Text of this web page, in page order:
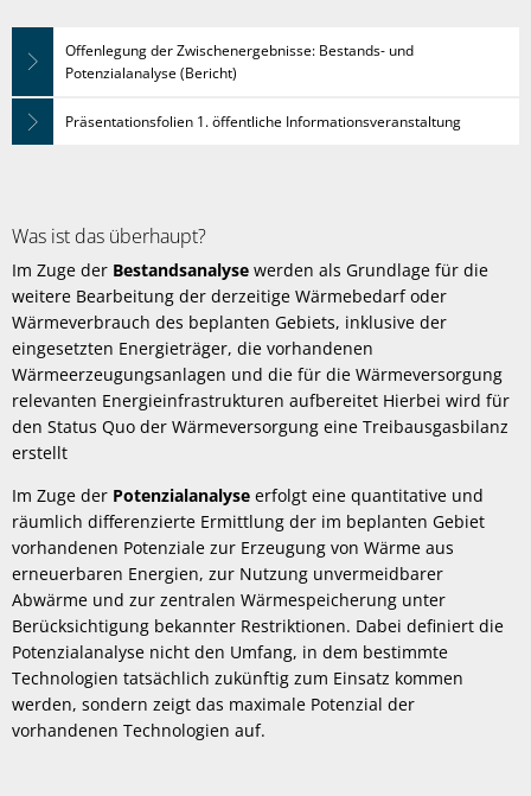
Offenlegung der Zwischenergebnisse: Bestands- und
Potenzialanalyse (Bericht)
Präsentationsfolien 1. öffentliche Informationsveranstaltung
Was ist das überhaupt?
Im Zuge der Bestandsanalyse werden als Grundlage für die
weitere Bearbeitung der derzeitige Wärmebedarf oder
Wärmeverbrauch des beplanten Gebiets, inklusive der
eingesetzten Energieträger, die vorhandenen
Wärmeerzeugungsanlagen und die für die Wärmeversorgung
relevanten Energieinfrastrukturen aufbereitet Hierbei wird für
den Status Quo der Wärmeversorgung eine Treibausgasbilanz
erstellt
Im Zuge der Potenzialanalyse erfolgt eine quantitative und
räumlich differenzierte Ermittlung der im beplanten Gebiet
vorhandenen Potenziale zur Erzeugung von Wärme aus
erneuerbaren Energien, zur Nutzung unvermeidbarer
Abwärme und zur zentralen Wärmespeicherung unter
Berücksichtigung bekannter Restriktionen. Dabei definiert die
Potenzialanalyse nicht den Umfang, in dem bestimmte
Technologien tatsächlich zukünftig zum Einsatz kommen
werden, sondern zeigt das maximale Potenzial der
vorhandenen Technologien auf.